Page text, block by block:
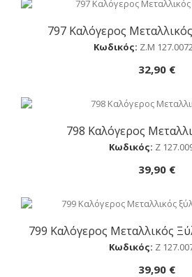
Αγορά
797 Καλόγερος
Κωδικός: Ζ.Μ
32,90 €
Αγορά
798 Καλόγερος
Κωδικός: Ζ
39,90 €
Αγορά
799 Καλόγερος Μεταλλικός
Κωδικός: Ζ
39,90 €